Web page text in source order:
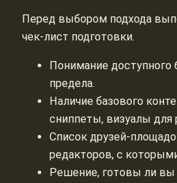
Перед выбором подхода
чек-лист подготовки.
Понимание
предела.
Наличие базового
сниппеты, визуалы для
Список друзей-
редакторов, с
Решение, готовы ли вы